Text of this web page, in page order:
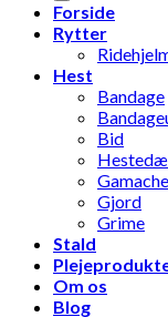
Forside
Rytter
Hest
Bandage
Bid
Gjord
Grime
Stald
Om os
Blog